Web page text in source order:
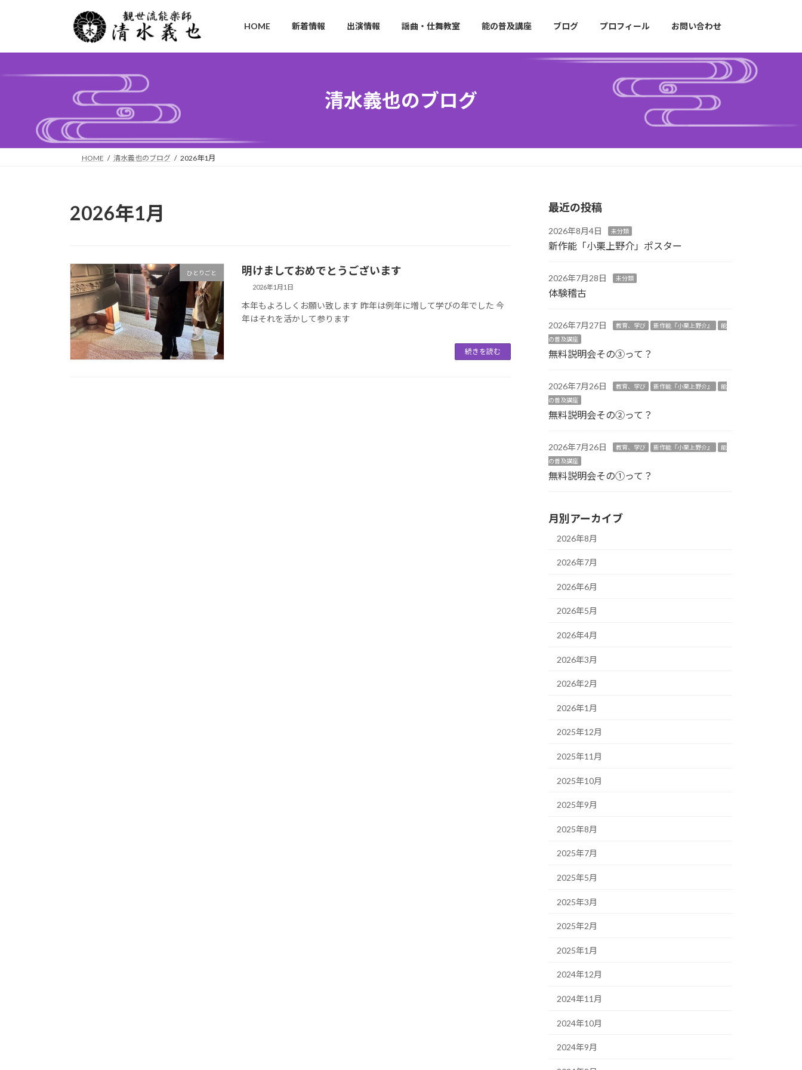
ン
へ
ー
ョ
HOME 新着情報 出演情報 謡曲・仕舞教室 能の普及講座 ブログ プロフィール お問い合わせ
清水義也のブログ
HOME 清水義也のブログ 2026年1月
2026年1月
ひとりごと 明けましておめでとうございます
2026年1月1日
本年もよろしくお願い致します 昨年は例年に増して学びの年でした 今
年はそれを活かして参ります
続きを読む
最近の投稿
2026年8月4日 未分類
新作能「小栗上野介」ポスター
2026年7月28日 未分類
体験稽古
2026年7月27日 教育、学び 新作能『小栗上野介』
能
の普及講座
無料説明会その③って？
2026年7月26日 教育、学び 新作能『小栗上野介』
能
の普及講座
無料説明会その②って？
2026年7月26日 教育、学び 新作能『小栗上野介』
能
の普及講座
無料説明会その①って？
月別アーカイブ
2026年8月
2026年7月
2026年6月
2026年5月
2026年4月
2026年3月
2026年2月
2026年1月
2025年12月
2025年11月
2025年10月
2025年9月
2025年8月
2025年7月
2025年5月
2025年3月
2025年2月
2025年1月
2024年12月
2024年11月
2024年10月
2024年9月